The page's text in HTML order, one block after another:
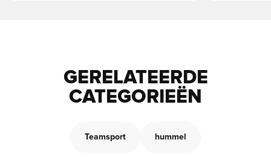
GERELATEERDE
CATEGORIEËN
Teamsport hummel